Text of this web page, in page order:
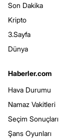
Son Dakika
Kripto
3.Sayfa
Dünya
Haberler.com
Hava Durumu
Namaz Vakitleri
Seçim Sonuçları
Şans Oyunları